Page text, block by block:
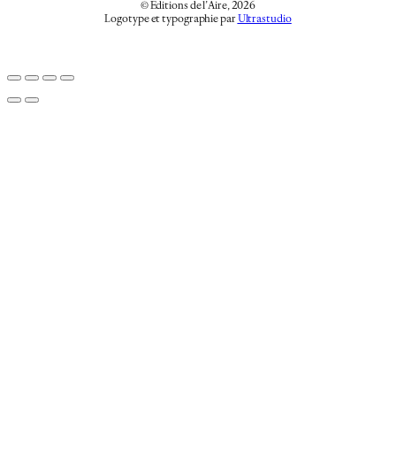
© Éditions de l’Aire, 2026
Logotype et typographie par Ultrastudio